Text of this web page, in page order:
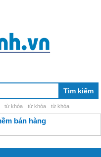
từ khóa từ khóa từ khóa
bán hàng